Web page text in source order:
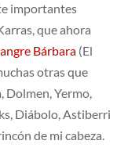
importantes
que ahora
Bárbara (El
otras que
Dolmen, Yermo,
Diábolo, Astiberri
de mi cabeza.